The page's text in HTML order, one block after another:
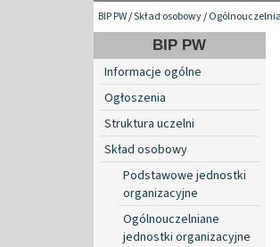
BIP PW/Skład osobowy/
BIP PW
Informacje ogólne
Ogłoszenia
Struktura uczelni
Skład osobowy
Podstawowe jednostki
organizacyjne
Ogólnouczelniane
jednostki organizacyjne